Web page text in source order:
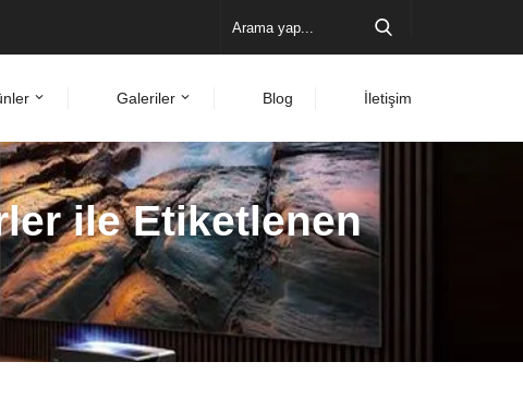
Galeriler Blog İletişim
ile Etiketlenen